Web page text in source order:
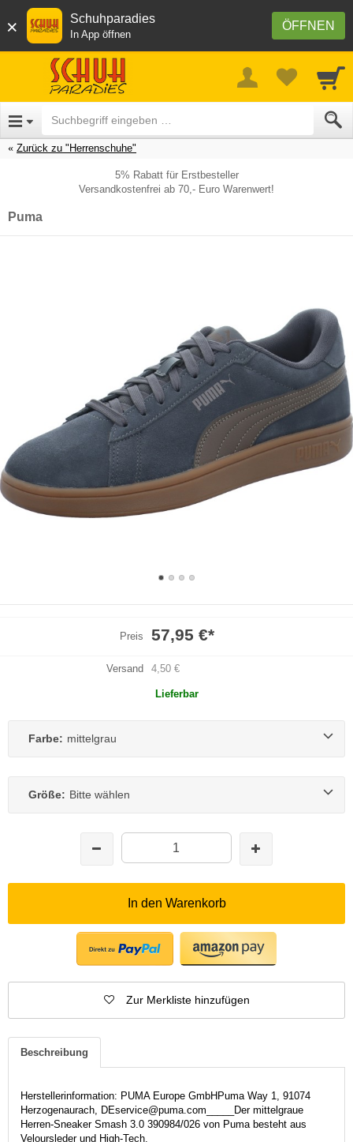
× ÖFFNEN
Schuhparadies
In App öffnen
Zurück zu "Herrenschuhe"
5% Rabatt für Erstbesteller
Versandkostenfrei ab 70,- Euro Warenwert!
Puma
Preis 57,95 €*
Versand 4,50 €
Lieferbar
Farbe: mittelgrau
Größe: Bitte wählen
In den Warenkorb
Zur Merkliste hinzufügen
Beschreibung
Herstellerinformation: PUMA Europe GmbHPuma Way 1, 91074
Herzogenaurach, DEservice@puma.com_____Der mittelgraue
Herren-Sneaker Smash 3.0 390984/026 von Puma besteht aus
Veloursleder und High-Tech.